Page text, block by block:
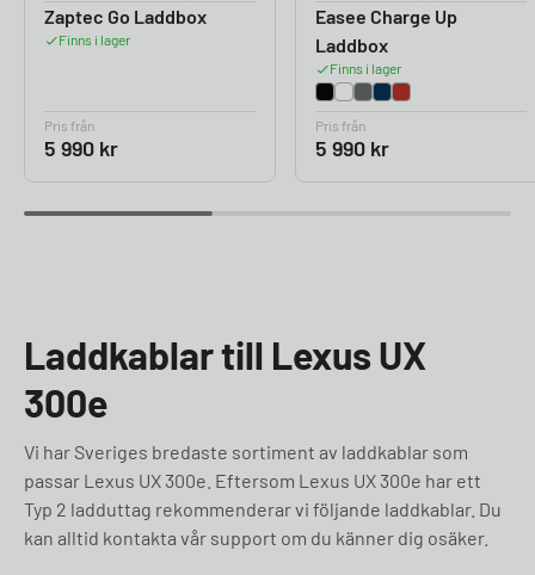
Zaptec Go Laddbox
Finns i lager
Pris från
5 990 kr
Easee Charge Up
Laddbox
Finns i lager
Pris från
5 990 kr
Laddkablar till Lexus UX
300e
Vi har Sveriges bredaste sortiment av laddkablar som
passar Lexus UX 300e. Eftersom Lexus UX 300e har ett
Typ 2 ladduttag rekommenderar vi följande laddkablar. Du
kan alltid kontakta vår support om du känner dig osäker.